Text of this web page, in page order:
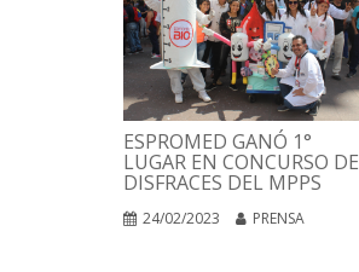
ESPROMED GANÓ 1°
LUGAR EN CONCURSO DE
DISFRACES DEL MPPS
24/02/2023 PRENSA